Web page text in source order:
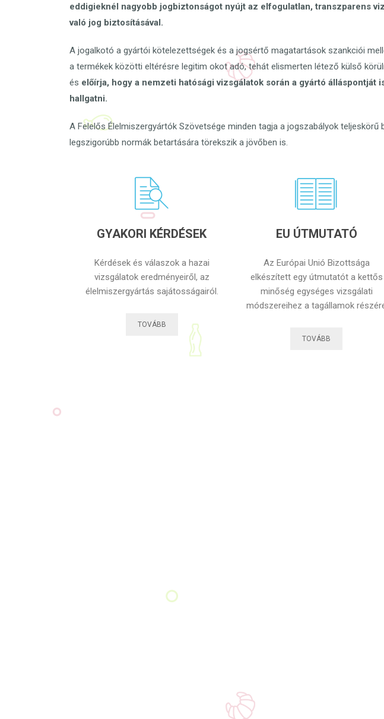
eddigieknél nagyobb jogbiztonságot nyújt az elfogulatlan, transzparens
való jog biztosításával.
A jogalkotó a gyártói kötelezettségek és a jogsértő magatartások szankciói
a termékek közötti eltérésre legitim okot adó, tehát elismerten létező külső
és előírja, hogy a nemzeti hatósági vizsgálatok során a gyártó álláspontját
hallgatni.
A Felelős Élelmiszergyártók Szövetsége minden tagja a jogszabályok
legszigorúbb normák betartására törekszik a jövőben is.
GYAKORI KÉRDÉSEK
Kérdések és válaszok a hazai
vizsgálatok eredményeiről, az
élelmiszergyártás sajátosságairól.
TOVÁBB
EU ÚTMUTATÓ
Az Európai Unió Bizottsága
elkészített egy útmutatót a kettős
minőség egységes vizsgálati
módszereihez a tagállamok
TOVÁBB